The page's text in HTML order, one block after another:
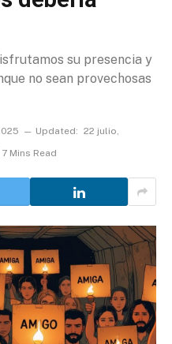
su presencia y
no sean provechosas
Updated: 22 julio,
7 Mins Read